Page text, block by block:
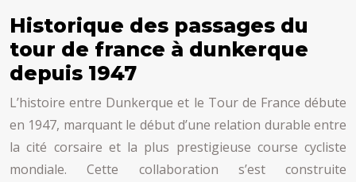
Historique des passages du
tour de france à dunkerque
depuis 1947
L’histoire entre Dunkerque et le Tour de France débute
en 1947, marquant le début d’une relation durable entre
la cité corsaire et la plus prestigieuse course cycliste
mondiale. Cette collaboration s’est construite